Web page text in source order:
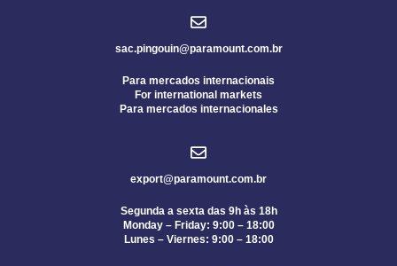
sac.pingouin@paramount.com.br
Para mercados internacionais
For international markets
Para mercados internacionales
export@paramount.com.br
Segunda a sexta das 9h às 18h
Monday – Friday: 9:00 – 18:00
Lunes – Viernes: 9:00 – 18:00